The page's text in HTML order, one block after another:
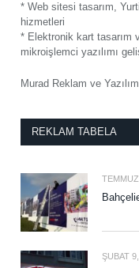
* Web sitesi tasarım,
hizmetleri
* Elektronik kart tasarım
mikroişlemci yazılımı
Murad Reklam ve
REKLAM TABELA
ŞUBAT